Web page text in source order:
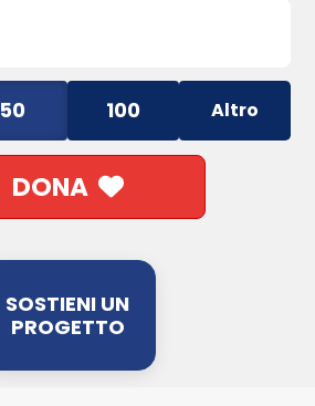
50 100 Altro
DONA
SOSTIENI UN
PROGETTO